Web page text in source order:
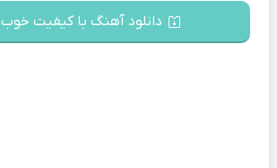
دانلود آهنگ با کیفیت خوب 128